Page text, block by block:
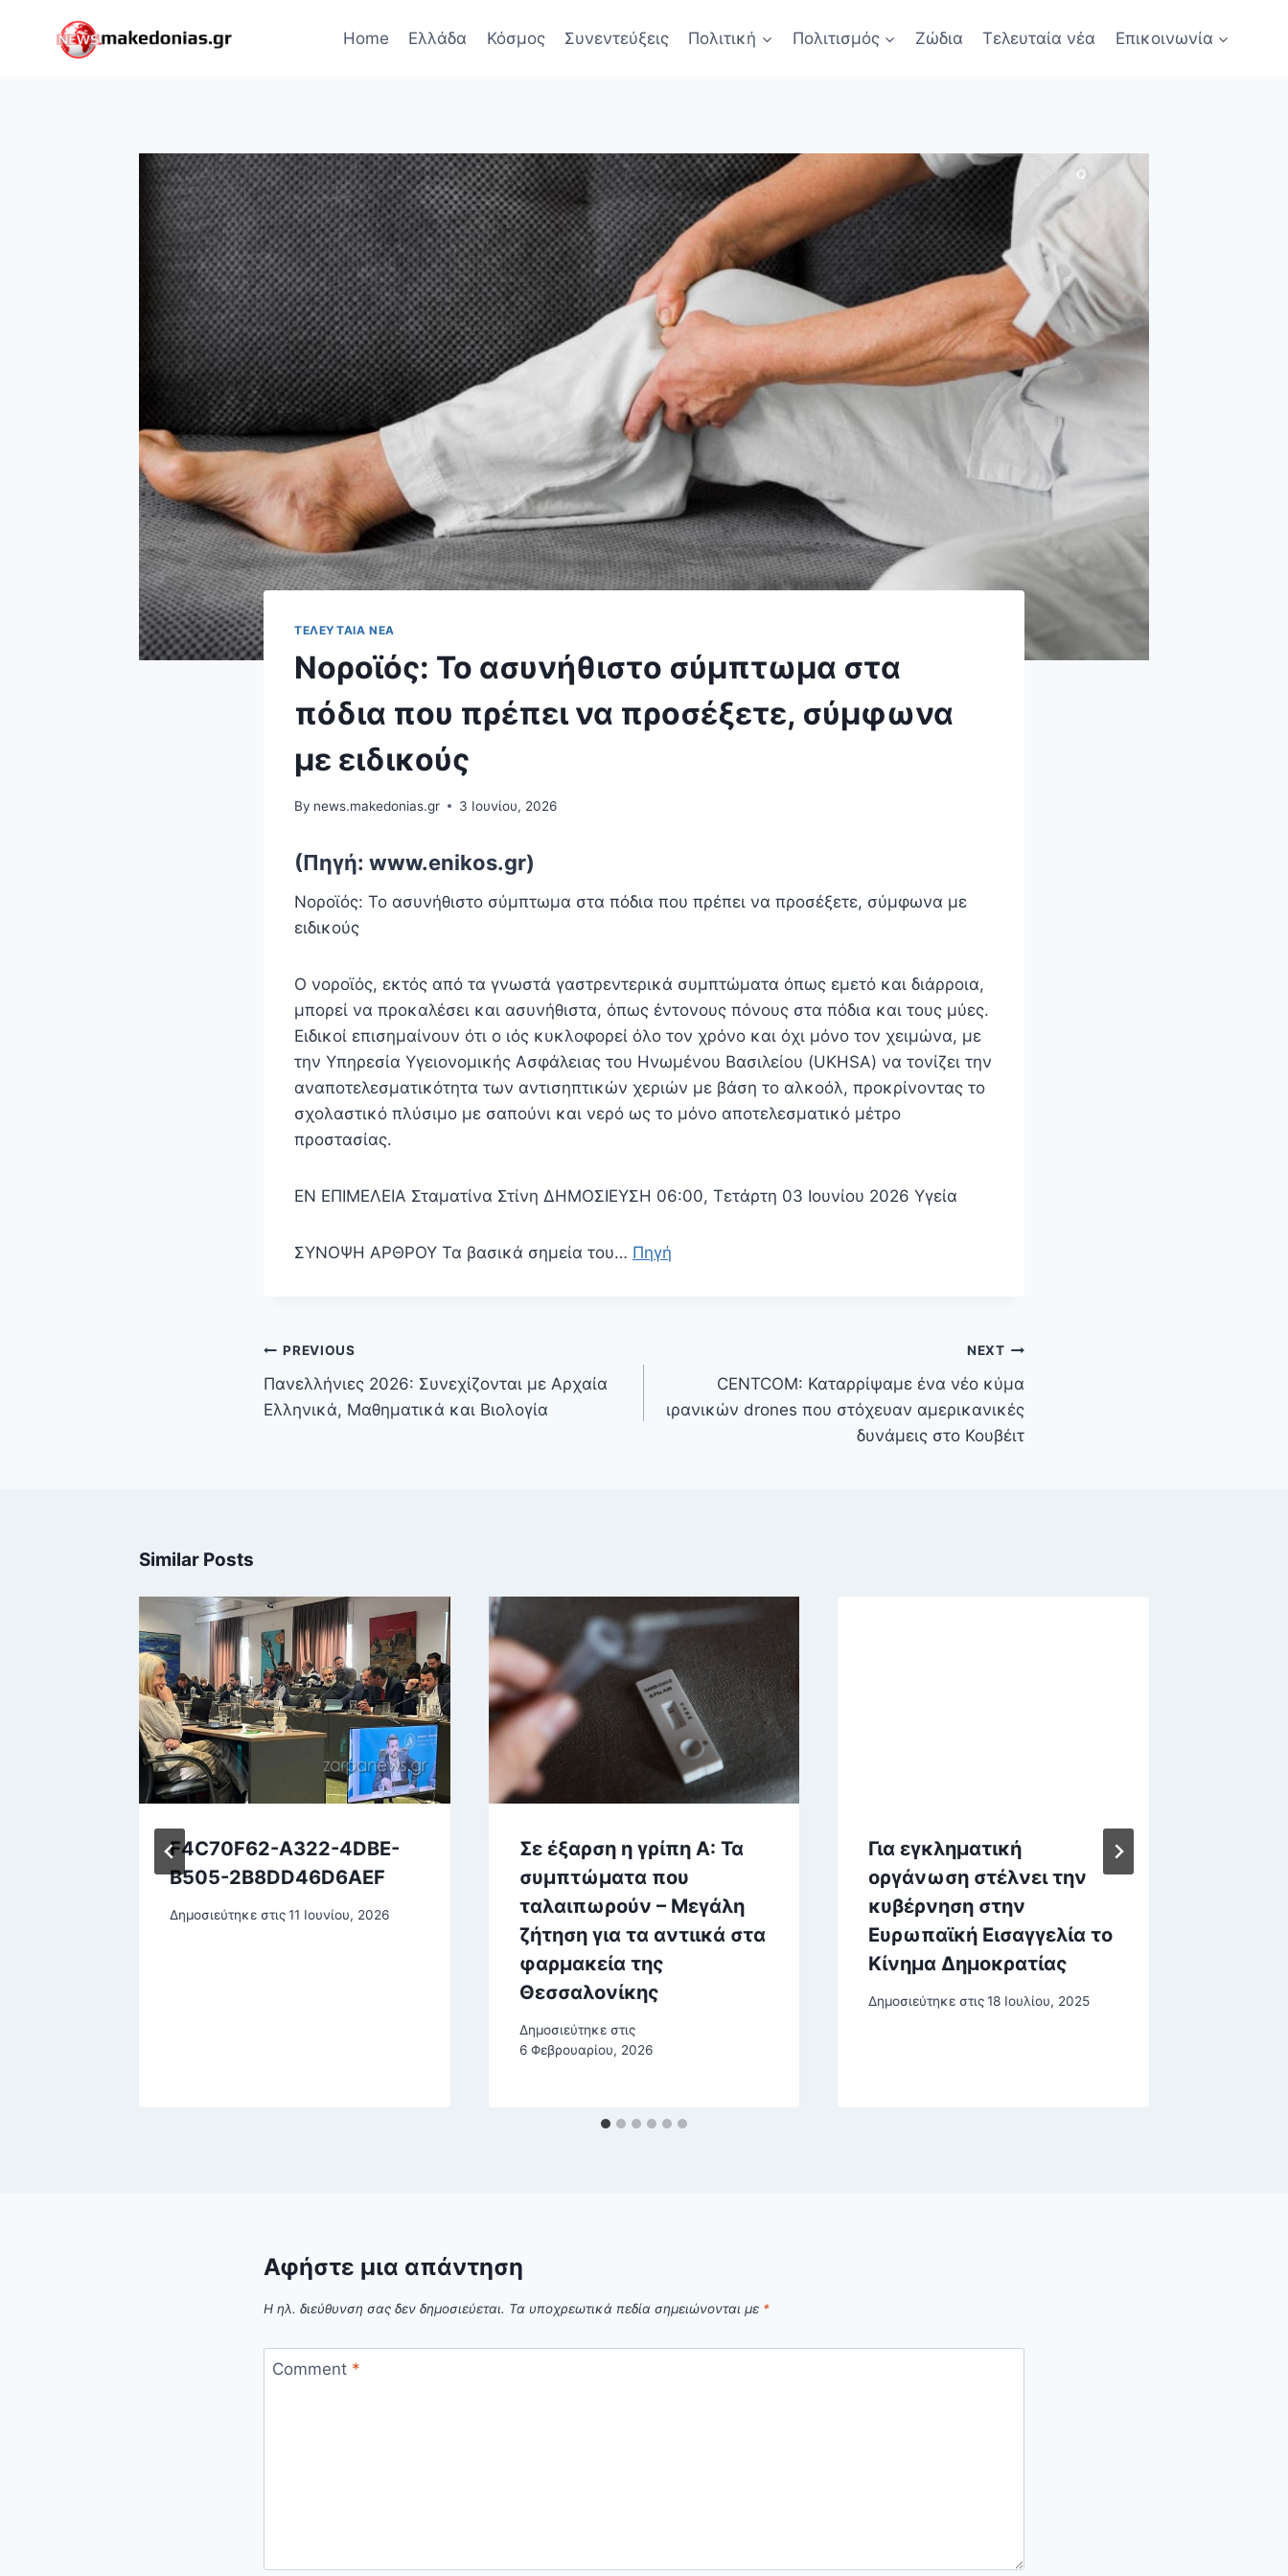
Home Ελλάδα Κόσμος Συνεντεύξεις Πολιτική Πολιτισμός Ζώδια Τελευταία νέα Επικοινωνία
ΤΕΛΕΥΤΑΊΑ ΝΈΑ
Νοροϊός: Το ασυνήθιστο σύμπτωμα στα
πόδια που πρέπει να προσέξετε, σύμφωνα
με ειδικούς
By news.makedonias.gr 3 Ιουνίου, 2026
(Πηγή: www.enikos.gr)
Νοροϊός: Το ασυνήθιστο σύμπτωμα στα πόδια που πρέπει να προσέξετε, σύμφωνα με
ειδικούς
Ο νοροϊός, εκτός από τα γνωστά γαστρεντερικά συμπτώματα όπως εμετό και διάρροια,
μπορεί να προκαλέσει και ασυνήθιστα, όπως έντονους πόνους στα πόδια και τους μύες.
Ειδικοί επισημαίνουν ότι ο ιός κυκλοφορεί όλο τον χρόνο και όχι μόνο τον χειμώνα, με
την Υπηρεσία Υγειονομικής Ασφάλειας του Ηνωμένου Βασιλείου (UKHSA) να τονίζει την
αναποτελεσματικότητα των αντισηπτικών χεριών με βάση το αλκοόλ, προκρίνοντας το
σχολαστικό πλύσιμο με σαπούνι και νερό ως το μόνο αποτελεσματικό μέτρο
προστασίας.
EN ΕΠΙΜΕΛΕΙΑ Σταματίνα Στίνη ΔΗΜΟΣΙΕΥΣΗ 06:00, Τετάρτη 03 Ιουνίου 2026 Υγεία
ΣΥΝΟΨΗ ΑΡΘΡΟΥ Τα βασικά σημεία του… Πηγή
Πλοήγηση
άρθρων
PREVIOUS
Πανελλήνιες 2026: Συνεχίζονται με Αρχαία
Ελληνικά, Μαθηματικά και Βιολογία
NEXT
CENTCOM: Καταρρίψαμε ένα νέο κύμα
ιρανικών drones που στόχευαν αμερικανικές
δυνάμεις στο Κουβέιτ
Similar Posts
F4C70F62-A322-4DBE-
B505-2B8DD46D6AEF
Δημοσιεύτηκε στις11 Ιουνίου, 2026
Σε έξαρση η γρίπη Α: Τα
συμπτώματα που
ταλαιπωρούν – Μεγάλη
ζήτηση για τα αντιικά στα
φαρμακεία της
Θεσσαλονίκης
Δημοσιεύτηκε στις
6 Φεβρουαρίου, 2026
Για εγκληματική
οργάνωση στέλνει την
κυβέρνηση στην
Ευρωπαϊκή Εισαγγελία το
Κίνημα Δημοκρατίας
Δημοσιεύτηκε στις 18 Ιουλίου, 2025
Αφήστε μια απάντηση
Η ηλ. διεύθυνση σας δεν δημοσιεύεται. Τα υποχρεωτικά πεδία σημειώνονται με *
Comment *